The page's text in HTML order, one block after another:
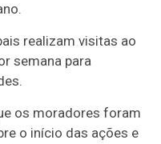
realizam visitas ao
semana para
os moradores foram
o início das ações e